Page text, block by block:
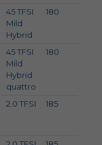
45 TFSI
Mild
Hybrid
180
45 TFSI
Mild
Hybrid
quattro
180
2.0 TFSI 185